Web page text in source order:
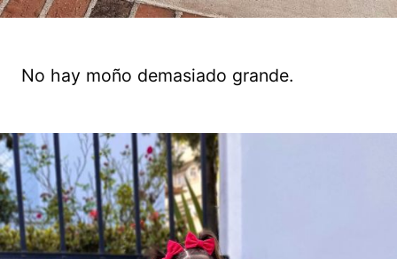
No hay moño demasiado grande.